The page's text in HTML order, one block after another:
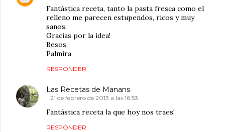
Fantástica receta, tanto la pasta fresca como el
relleno me parecen estupendos, ricos y muy
sanos.
Gracias por la idea!
Besos,
Palmira
RESPONDER
Las Recetas de Manans
21 de febrero de 2013 a las 16:53
Fantástica receta la que hoy nos traes!
RESPONDER